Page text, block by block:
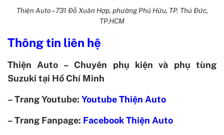
Thiện Auto – 731 Đỗ Xuân Hợp, phường Phú Hữu, TP. Thủ Đức,
TP.HCM
Thông tin liên hệ
Thiện Auto – Chuyên phụ kiện và phụ tùng
Suzuki tại Hồ Chí Minh
– Trang Youtube: Youtube Thiện Auto
– Trang Fanpage: Facebook Thiện Auto